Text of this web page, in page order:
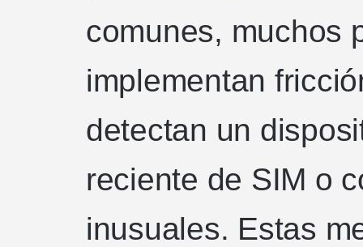
comunes, muchos
implementan
detectan un
reciente de SIM o
inusuales. Estas